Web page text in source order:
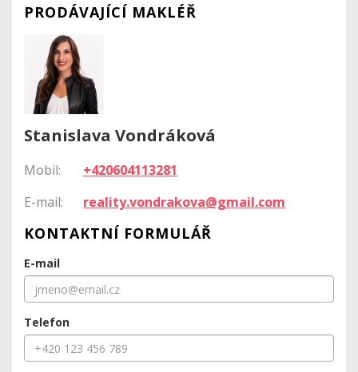
PRODÁVAJÍCÍ MAKLÉŘ
Stanislava Vondráková
Mobil:
+420604113281
E-mail:
reality.vondrakova@gmail.com
KONTAKTNÍ FORMULÁŘ
E-mail
Telefon